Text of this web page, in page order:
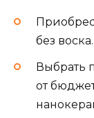
без воска.
Выбрать
от